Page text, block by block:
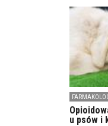
u psów i